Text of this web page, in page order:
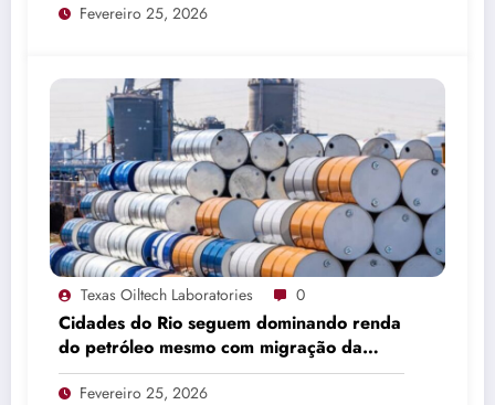
Fevereiro 25, 2026
Texas Oiltech Laboratories 0
Cidades do Rio seguem dominando renda
do petróleo mesmo com migração da
produção
Fevereiro 25, 2026